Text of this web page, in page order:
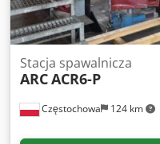
Częstochowa 124 km
Stacja spawalnicza
ARCACR6-P